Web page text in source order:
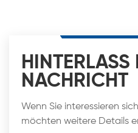
HINTERLASS
NACHRICHT
Wenn Sie interessieren
möchten weitere Details